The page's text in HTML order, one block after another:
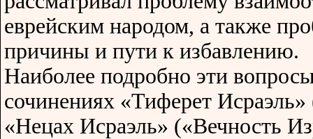
еврейским народом, а также
причины и пути к избавлению.
Наиболее подробно эти
сочинениях «Тиферет
«Нецах Исраэль» («Вечность